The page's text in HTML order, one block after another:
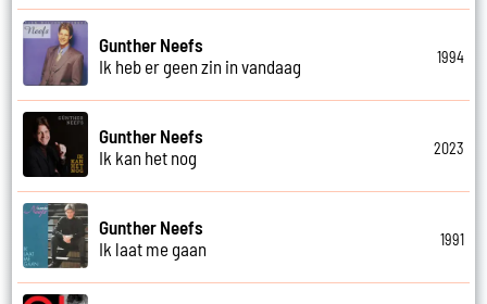
Gunther Neefs
Ik heb er geen zin in vandaag
1994
Gunther Neefs
Ik kan het nog
2023
Gunther Neefs
Ik laat me gaan
1991